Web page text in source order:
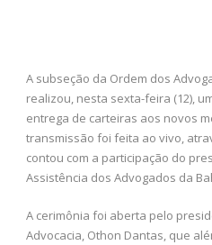
A subseção da Ordem dos
realizou, nesta sexta-feira (12),
entrega de carteiras aos novos
transmissão foi feita ao vivo,
contou com a participação do
Assistência dos Advogados da
A cerimônia foi aberta pelo
Advocacia, Othon Dantas, que